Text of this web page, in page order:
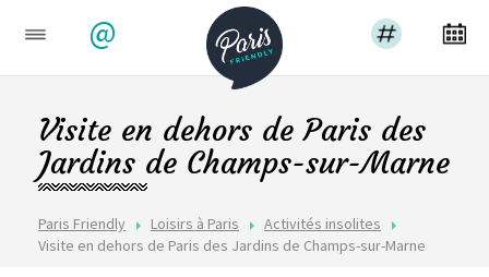
@
Paris Friendly Loisirs à Paris
Activités insolites
Visite en dehors de Paris des Jardins de Champs-sur-Marne
Visite en dehors de Paris des
Jardins de Champs-sur-Marne